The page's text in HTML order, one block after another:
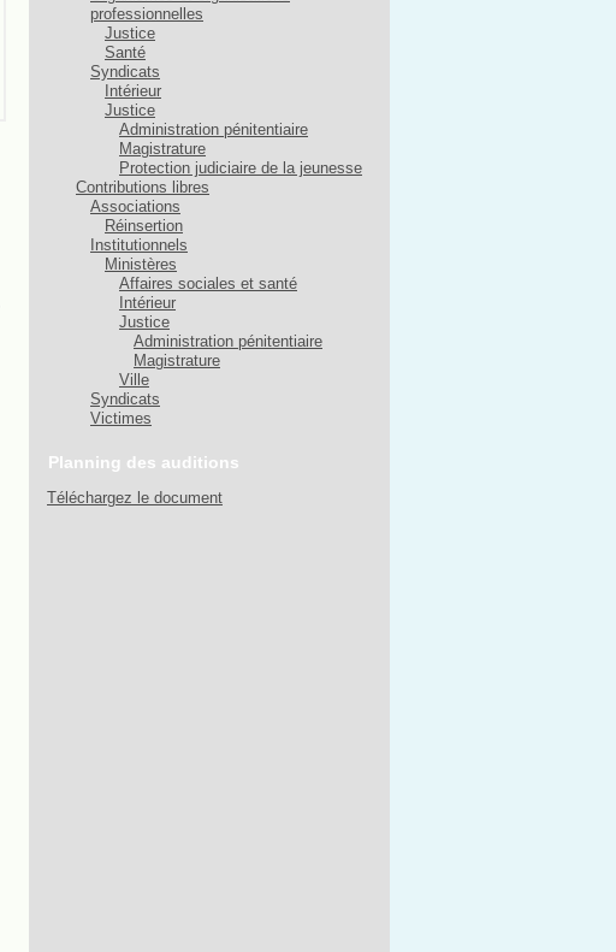
professionnelles
Justice
Santé
Syndicats
Intérieur
Justice
Administration pénitentiaire
Magistrature
Protection judiciaire de la jeunesse
Contributions libres
Associations
Réinsertion
Institutionnels
Ministères
Affaires sociales et santé
Intérieur
Justice
Administration pénitentiaire
Magistrature
Ville
Syndicats
Victimes
Planning des auditions
Téléchargez le document